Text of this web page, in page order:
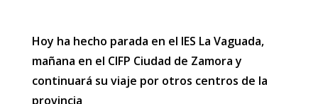
Hoy ha hecho parada en el IES La Vaguada,
mañana en el CIFP Ciudad de Zamora y
continuará su viaje por otros centros de la
provincia